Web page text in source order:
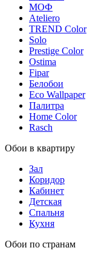
МОФ
Ateliero
TREND Color
Solo
Prestige Color
Ostima
Fipar
Белобои
Eco Wallpaper
Палитра
Home Color
Rasch
Обои в квартиру
Зал
Коридор
Кабинет
Детская
Спальня
Кухня
Обои по странам